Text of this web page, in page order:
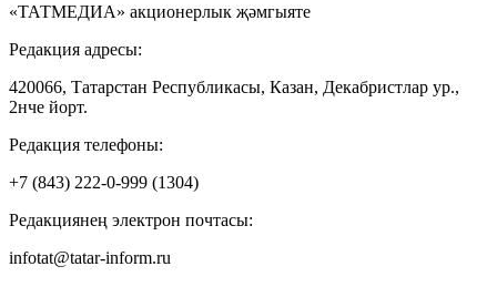
«ТАТМЕДИА» акционерлык җәмгыяте
Редакция адресы:
420066, Татарстан Республикасы, Казан, Декабристлар ур.,
2нче йорт.
Редакция телефоны:
+7 (843) 222-0-999 (1304)
Редакциянең электрон почтасы:
infotat@tatar-inform.ru